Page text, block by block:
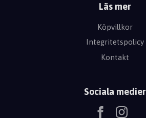
Läs mer
Köpvillkor
Integritetspolicy
Kontakt
Sociala medier